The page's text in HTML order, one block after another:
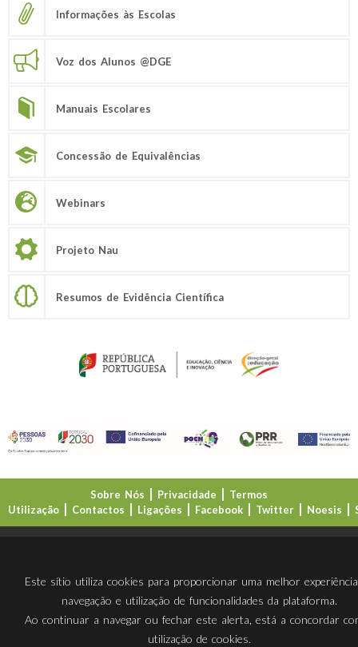
Informações às Escolas
Voz dos Alunos @DGE
Manuais Escolares
Concessão de Equivalências
Webinars
Projeto Nau
Resumos de Evidência Científica
Sobre Nós Privacidade
Termos
Utilização
Contactos Ligações Facebook Twitter Noesis
Este sítio utiliza cookies para proporcionar uma melhor
navegação e utilização de funcionalidades da plataforma.
Ao continuar a navegar ou fechar este alerta, está a concordar
utilização de cookies.